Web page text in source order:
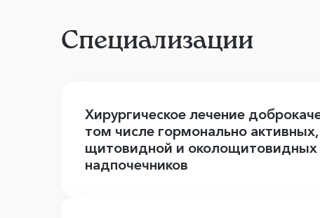
Специализации
Хирургическое лечение
том числе гормонально
щитовидной и околощитовидных
надпочечников